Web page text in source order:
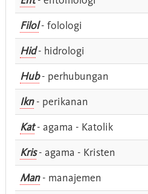
Filol- folologi
Hid- hidrologi
Hub- perhubungan
Ikn- perikanan
Kat- agama - Katolik
Kris- agama - Kristen
Man- manajemen